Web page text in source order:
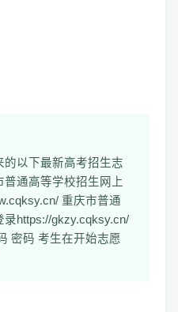
以下最新高考招生志
通高等学校招生网上
重庆市普通
https://gkzy.cqksy.cn/
密码 考生在开始志愿